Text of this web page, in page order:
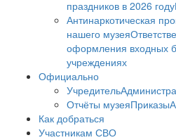
праздников в 2026 году
Антинаркотическая
нашего музея
оформления входных
учреждениях
Официально
Учредитель
Отчёты музеяПриказы
Как добраться
Участникам СВО